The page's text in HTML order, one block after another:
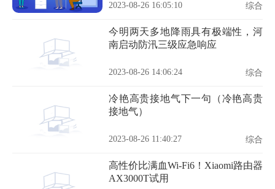
2023-08-26 16:05:10 综合
今明两天多地降雨具有极端性，河
南启动防汛三级应急响应
2023-08-26 14:06:24 综合
冷艳高贵接地气下一句（冷艳高贵
接地气）
2023-08-26 11:40:27 综合
高性价比满血Wi-Fi6！Xiaomi路由器
AX3000T试用